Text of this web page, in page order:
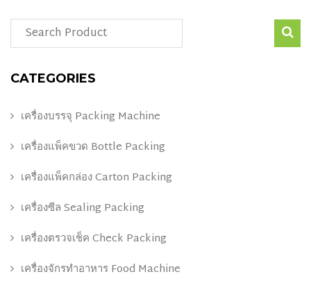
CATEGORIES
เครื่องบรรจุ Packing Machine
เครื่องแพ็คขวด Bottle Packing
เครื่องแพ็คกล่อง Carton Packing
เครื่องซีล Sealing Packing
เครื่องตรวจเช็ค Check Packing
เครื่องจักรทำอาหาร Food Machine